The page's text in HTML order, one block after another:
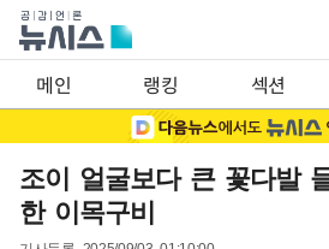
메인 랭킹 섹션
조이 얼굴보다 큰 꽃다발
한 이목구비